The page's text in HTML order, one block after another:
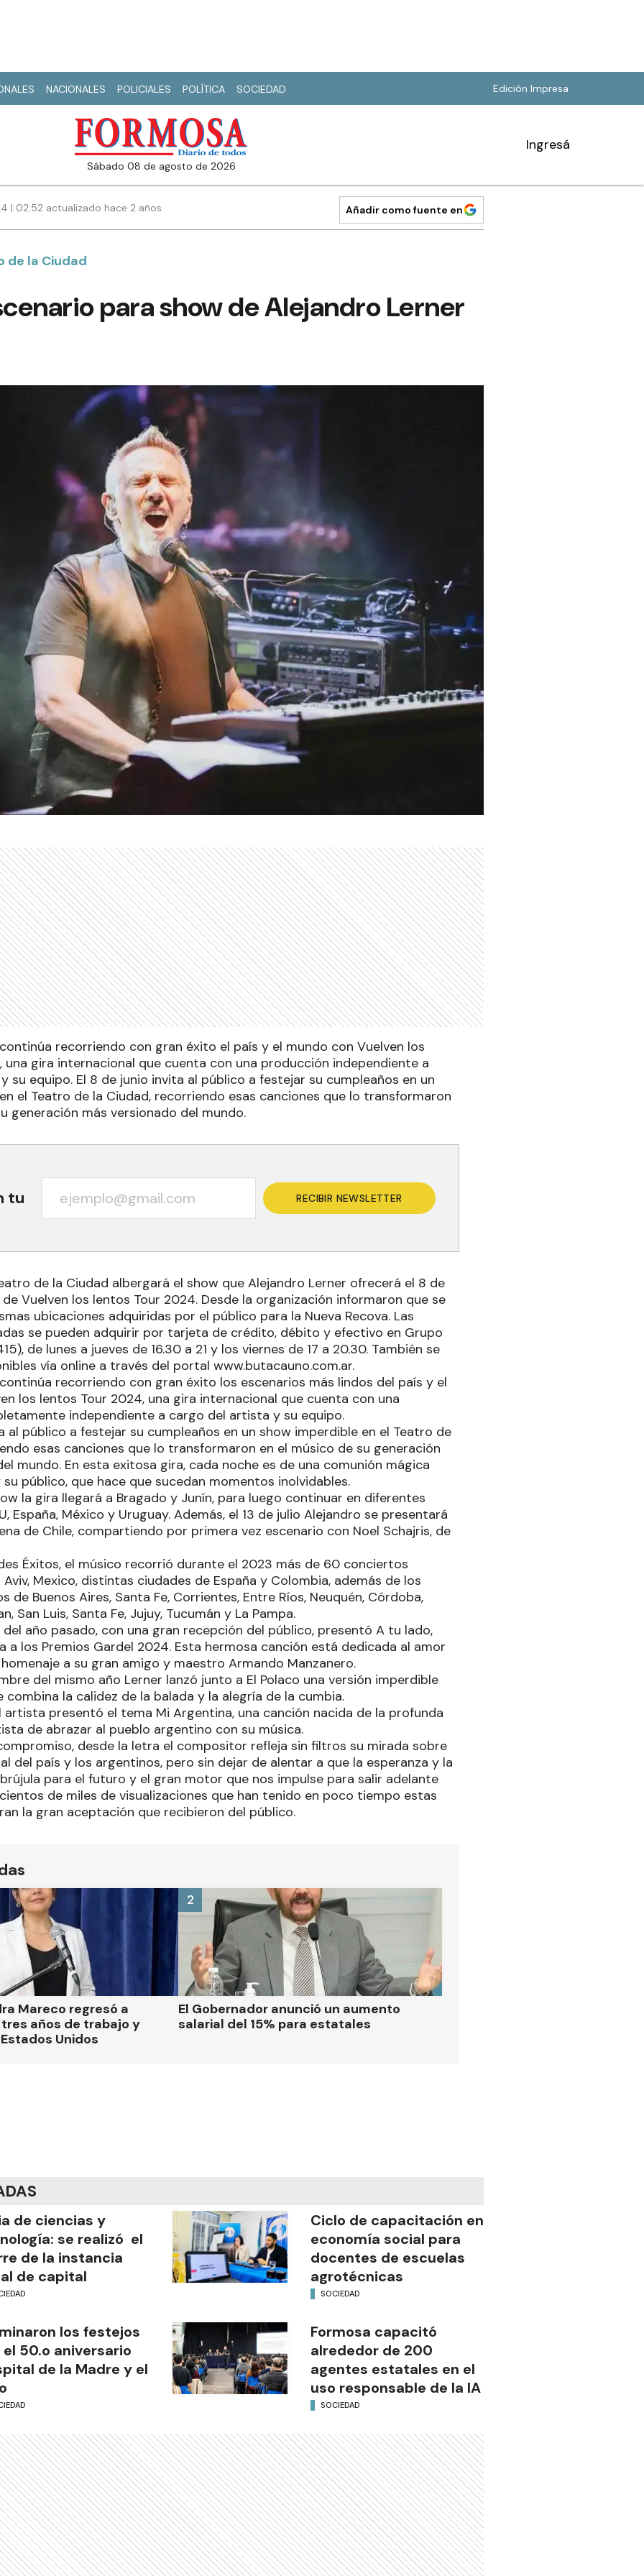
NACIONALES POLICIALES POLÍTICA SOCIEDAD Edición Impresa
sábado 08 de agosto de 2026
Ingresá
| 02:52 actualizado hace 2 años Añadir como fuente en
de la Ciudad
para show de Alejandro Lerner
recorriendo con gran éxito el país y el mundo con Vuelven los
una gira internacional que cuenta con una producción independiente a
su equipo. El 8 de junio invita al público a festejar su cumpleaños en un
el Teatro de la Ciudad, recorriendo esas canciones que lo transformaron
generación más versionado del mundo.
tu RECIBIR NEWSLETTER
de la Ciudad albergará el show que Alejandro Lerner ofrecerá el 8 de
Vuelven los lentos Tour 2024. Desde la organización informaron que se
ubicaciones adquiridas por el público para la Nueva Recova. Las
se pueden adquirir por tarjeta de crédito, débito y efectivo en Grupo
de lunes a jueves de 16.30 a 21 y los viernes de 17 a 20.30. También se
vía online a través del portal www.butacauno.com.ar.
recorriendo con gran éxito los escenarios más lindos del país y el
los lentos Tour 2024, una gira internacional que cuenta con una
independiente a cargo del artista y su equipo.
al público a festejar su cumpleaños en un show imperdible en el Teatro de
esas canciones que lo transformaron en el músico de su generación
mundo. En esta exitosa gira, cada noche es de una comunión mágica
público, que hace que sucedan momentos inolvidables.
la gira llegará a Bragado y Junín, para luego continuar en diferentes
España, México y Uruguay. Además, el 13 de julio Alejandro se presentará
de Chile, compartiendo por primera vez escenario con Noel Schajris, de
Éxitos, el músico recorrió durante el 2023 más de 60 conciertos
Mexico, distintas ciudades de España y Colombia, además de los
de Buenos Aires, Santa Fe, Corrientes, Entre Ríos, Neuquén, Córdoba,
San Luis, Santa Fe, Jujuy, Tucumán y La Pampa.
del año pasado, con una gran recepción del público, presentó A tu lado,
a los Premios Gardel 2024. Esta hermosa canción está dedicada al amor
a su gran amigo y maestro Armando Manzanero.
del mismo año Lerner lanzó junto a El Polaco una versión imperdible
combina la calidez de la balada y la alegría de la cumbia.
artista presentó el tema Mi Argentina, una canción nacida de la profunda
de abrazar al pueblo argentino con su música.
desde la letra el compositor refleja sin filtros su mirada sobre
del país y los argentinos, pero sin dejar de alentar a que la esperanza y la
para el futuro y el gran motor que nos impulse para salir adelante
de miles de visualizaciones que han tenido en poco tiempo estas
la gran aceptación que recibieron del público.
Mareco regresó a
años de trabajo y
Unidos
El Gobernador anunció un aumento
salarial del 15% para estatales
2
de ciencias y
se realizó el
de la instancia
de capital
Ciclo de capacitación en
economía social para
docentes de escuelas
agrotécnicas
SOCIEDAD
los festejos
50.o aniversario
de la Madre y el
Formosa capacitó
alrededor de 200
agentes estatales en el
uso responsable de la IA
SOCIEDAD